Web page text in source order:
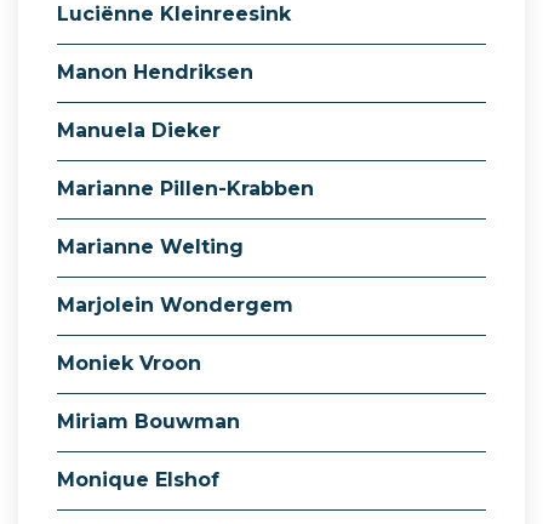
Luciënne Kleinreesink
Manon Hendriksen
Manuela Dieker
Marianne Pillen-Krabben
Marianne Welting
Marjolein Wondergem
Moniek Vroon
Miriam Bouwman
Monique Elshof